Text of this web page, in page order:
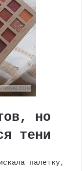
но
тени
палетку,